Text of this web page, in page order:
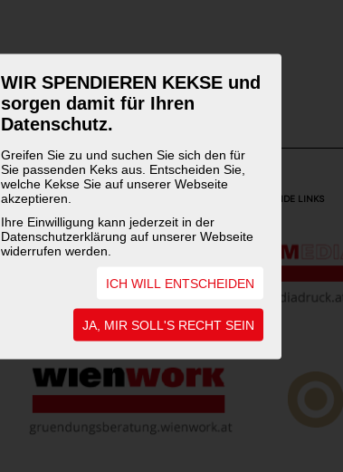
WIR SPENDIEREN KEKSE und
sorgen damit für Ihren
Datenschutz.
Greifen Sie zu und suchen Sie sich den für
Sie passenden Keks aus. Entscheiden Sie,
welche Kekse Sie auf unserer Webseite
akzeptieren.
Ihre Einwilligung kann jederzeit in der
Datenschutzerklärung auf unserer Webseite
widerrufen werden.
ICH WILL ENTSCHEIDEN
JA, MIR SOLL'S RECHT SEIN
WEITERFÜHRENDE LINKS